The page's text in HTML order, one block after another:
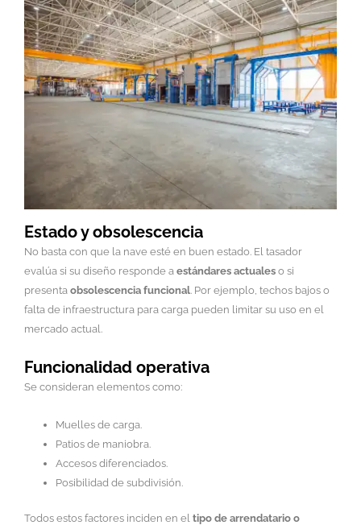
Estado y obsolescencia
No basta con que la nave esté en buen estado. El tasador
evalúa si su diseño responde a estándares actuales o si
presenta obsolescencia funcional . Por ejemplo, techos bajos o
falta de infraestructura para carga pueden limitar su uso en el
mercado actual.
Funcionalidad operativa
Se consideran elementos como:
Muelles de carga.
Patios de maniobra.
Accesos diferenciados.
Posibilidad de subdivisión.
Todos estos factores inciden en el tipo de arrendatario o